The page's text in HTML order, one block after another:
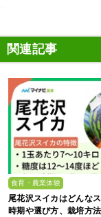
関連記事
食育・農業体験
尾花沢スイカはどんな
時期や選び方、栽培方